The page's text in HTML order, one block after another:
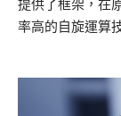
提供了框架，在
率高的自旋運算